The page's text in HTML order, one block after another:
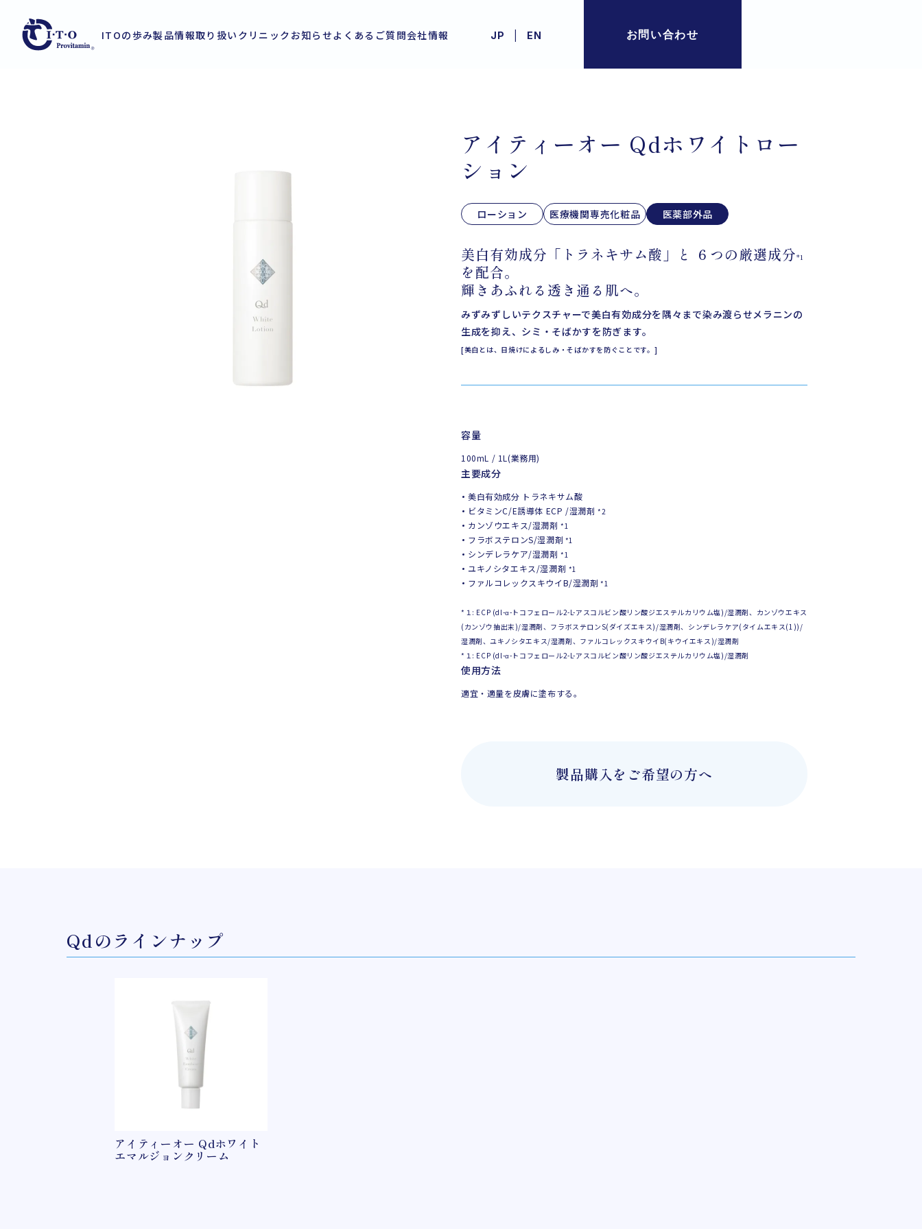
ITOの歩み製品情報取り扱いクリニック お知らせよくあるご質問会社情報 JP | EN お問い合わせ
アイティーオー Qdホワイトロー
ション
ローション 医療機関専売化粧品 医薬部外品
美白有効成分「トラネキサム酸」と ６つの厳選成分*1
を配合。
輝きあふれる透き通る肌へ。
みずみずしいテクスチャーで美白有効成分を隅々まで染み渡らせメラニンの
生成を抑え、シミ・そばかすを防ぎます。
[美白とは、日焼けによるしみ・そばかすを防ぐことです。]
容量
100mL / 1L(業務用)
主要成分
美白有効成分 トラネキサム酸
ビタミンC/E誘導体 ECP /湿潤剤*2
カンゾウエキス/湿潤剤*1
フラボステロンS/湿潤剤 *1
シンデレラケア/湿潤剤*1
ユキノシタエキス/湿潤剤 *1
ファルコレックスキウイB/湿潤剤 *1
*１: ECP (dl-α-トコフェロール2-L-アスコルビン酸リン酸ジエステルカリウム塩)/湿潤剤、カンゾウエキス
(カンゾウ抽出末)/湿潤剤、フラボステロンS(ダイズエキス)/湿潤剤、シンデレラケア(タイムエキス(1))/
湿潤剤、ユキノシタエキス/湿潤剤、ファルコレックスキウイB(キウイエキス)/湿潤剤
*１: ECP (dl-α-トコフェロール2-L-アスコルビン酸リン酸ジエステルカリウム塩)/湿潤剤
使用方法
適宜・適量を皮膚に塗布する。
製品購入をご希望の方へ
Qdのラインナップ
アイティーオー Qdホワイト
エマルジョンクリーム